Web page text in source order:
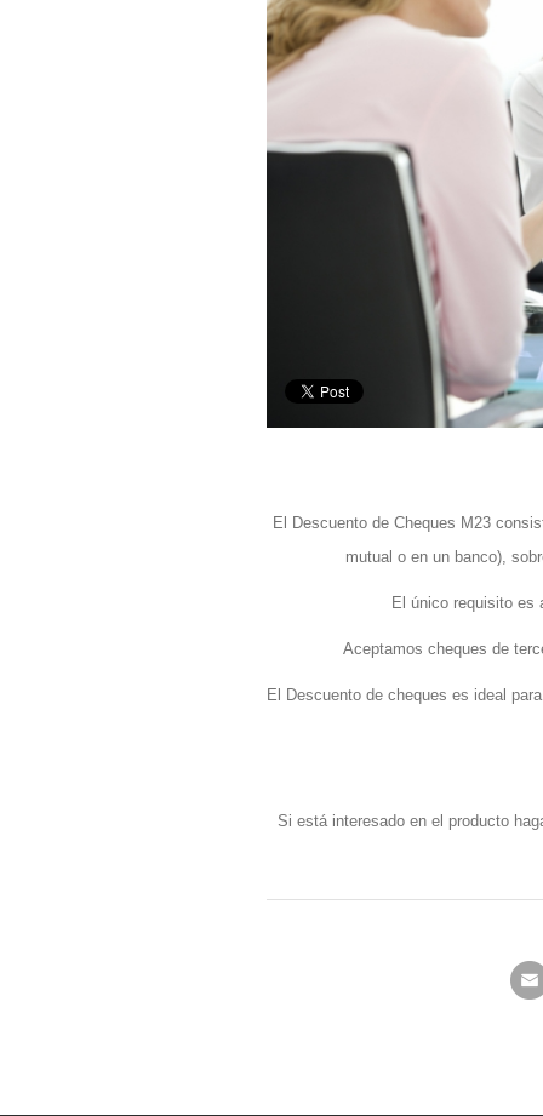
El Descuento de Cheques M23
mutual o en un banco),
El único requisito es
Aceptamos cheques de
El Descuento de cheques es ideal
Si está interesado en el producto